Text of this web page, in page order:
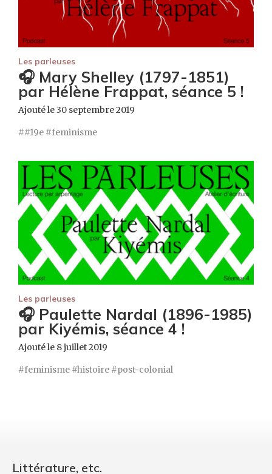
Les parleuses
🎧 Mary Shelley (1797-1851)
par Hélène Frappat, séance 5 !
Ajouté le 30 septembre 2019
#19e feminisme
Les parleuses
🎧 Paulette Nardal (1896-1985)
par Kiyémis, séance 4 !
Ajouté le 8 juillet 2019
feminisme histoire post-colonial
Littérature, etc.